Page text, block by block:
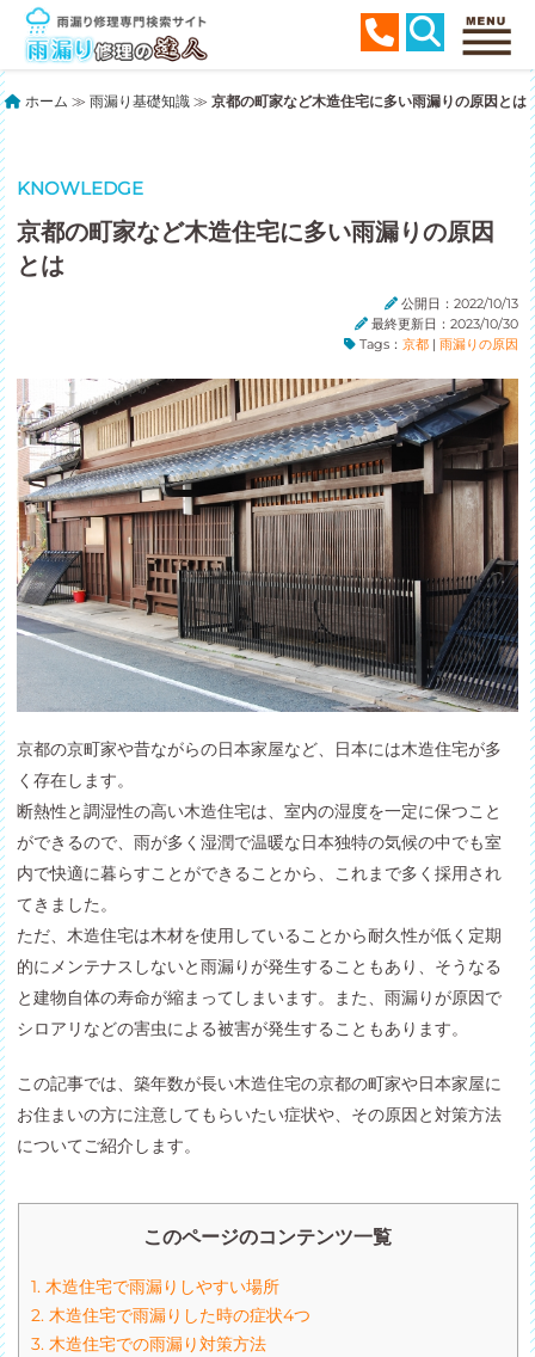
ホーム ≫雨漏り基礎知識 ≫京都の町家など木造住宅に多い雨漏りの原因とは
KNOWLEDGE
京都の町家など木造住宅に多い雨漏りの原因
とは
公開日：2022/10/13
最終更新日：2023/10/30
Tags： 京都| 雨漏りの原因
京都の京町家や昔ながらの日本家屋など、日本には木造住宅が多
く存在します。
断熱性と調湿性の高い木造住宅は、室内の湿度を一定に保つこと
ができるので、雨が多く湿潤で温暖な日本独特の気候の中でも室
内で快適に暮らすことができることから、これまで多く採用され
てきました。
ただ、木造住宅は木材を使用していることから耐久性が低く定期
的にメンテナスしないと雨漏りが発生することもあり、そうなる
と建物自体の寿命が縮まってしまいます。また、雨漏りが原因で
シロアリなどの害虫による被害が発生することもあります。
この記事では、築年数が長い木造住宅の京都の町家や日本家屋に
お住まいの方に注意してもらいたい症状や、その原因と対策方法
についてご紹介します。
このページのコンテンツ一覧
1.木造住宅で雨漏りしやすい場所
2.木造住宅で雨漏りした時の症状4つ
3.木造住宅での雨漏り対策方法